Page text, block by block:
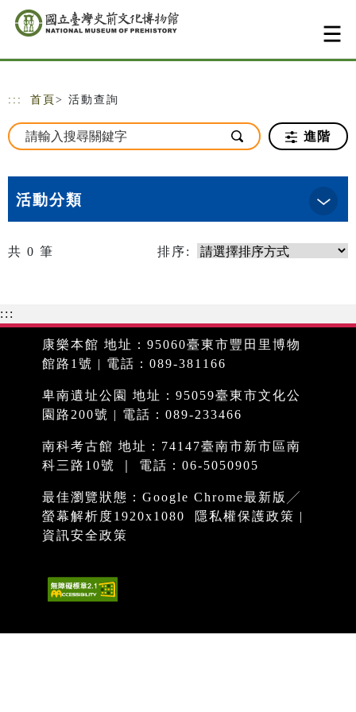
跳到主要內容
網站導覽
::: 首頁 > 活動查詢
進階
活動分類
共 0 筆 排序:
:::
康樂本館 地址：95060臺東市豐田里博物
館路1號 | 電話：089-381166
卑南遺址公園 地址：95059臺東市文化公
園路200號 | 電話：089-233466
南科考古館 地址：74147臺南市新市區南
科三路10號 ｜ 電話：06-5050905
最佳瀏覽狀態：Google Chrome最新版╱
螢幕解析度1920x1080
隱私權保護政策 |
資訊安全政策